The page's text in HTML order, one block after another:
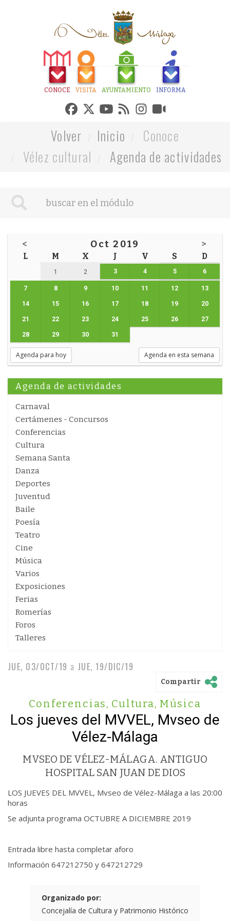
CONOCE VISITA AYUNTAMIENTO INFORMA
Volver Inicio
Conoce
Vélez cultural
Agenda de actividades
< Oct 2019 >
L M X J V S D
1 2 3 4 5 6
7 8 9 10 11 12 13
14 15 16 17 18 19 20
21 22 23 24 25 26 27
28 29 30 31
Agenda para hoy Agenda en esta semana
Agenda de actividades
Carnaval
Certámenes - Concursos
Conferencias
Cultura
Semana Santa
Danza
Deportes
Juventud
Baile
Poesía
Teatro
Cine
Música
Varios
Exposiciones
Ferias
Romerías
Foros
Talleres
JUE, 03/OCT/19 a JUE, 19/DIC/19
Compartir
Conferencias, Cultura, Música
Los jueves del MVVEL, Mvseo de
Vélez-Málaga
MVSEO DE VÉLEZ-MÁLAGA. ANTIGUO
HOSPITAL SAN JUAN DE DIOS
LOS JUEVES DEL MVVEL, Mvseo de Vélez-Málaga a las 20:00
horas
Se adjunta programa OCTUBRE A DICIEMBRE 2019
Entrada libre hasta completar aforo
Información 647212750 y 647212729
Organizado por:
Concejalía de Cultura y Patrimonio Histórico